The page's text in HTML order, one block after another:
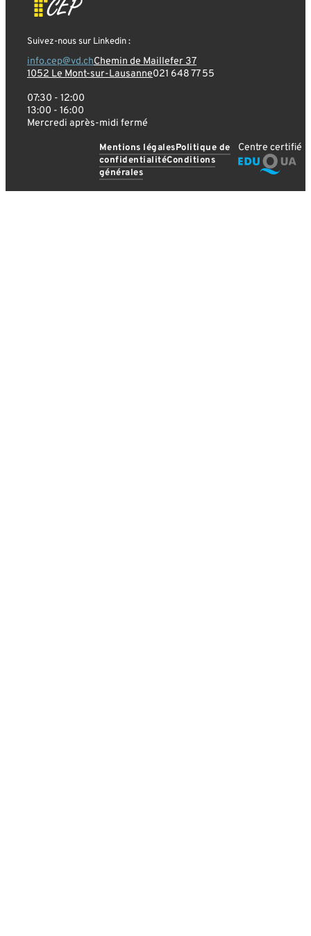
Suivez-nous sur Linkedin :
info.cep@vd.chChemin de Maillefer 37
1052 Le Mont-sur-Lausanne021 648 77 55
07:30 - 12:00
13:00 - 16:00
Mercredi après-midi fermé
Mentions légalesPolitique de
confidentialitéConditions
générales
Centre certifié